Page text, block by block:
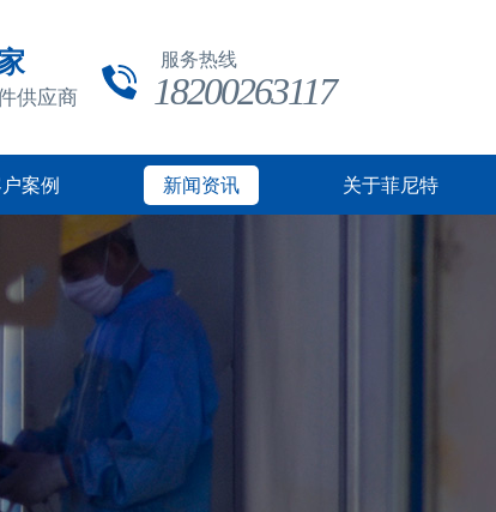
供应商
服务热线
18200263117
案例 新闻资讯 关于菲尼特